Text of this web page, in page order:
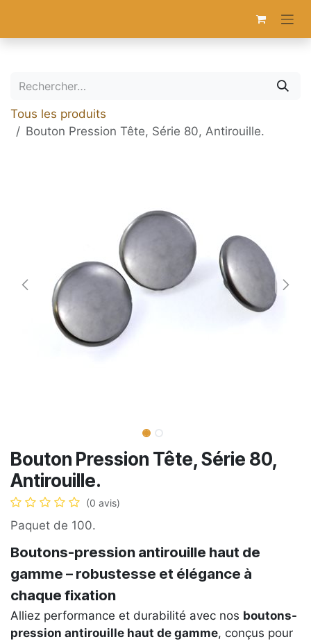
Tous les produits
Bouton Pression Tête, Série 80, Antirouille.
Bouton Pression Tête, Série 80,
Antirouille.
(0 avis)
Paquet de 100.
Boutons-pression antirouille haut de
gamme – robustesse et élégance à
chaque fixation
Alliez performance et durabilité avec nos boutons-
pression antirouille haut de gamme, conçus pour